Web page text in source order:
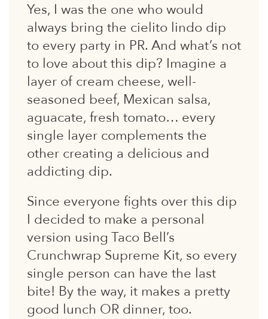
Yes, I was the one who would
always bring the cielito lindo dip
to every party in PR. And what’s not
to love about this dip? Imagine a
layer of cream cheese, well-
seasoned beef, Mexican salsa,
aguacate, fresh tomato… every
single layer complements the
other creating a delicious and
addicting dip.
Since everyone fights over this dip
I decided to make a personal
version using Taco Bell’s
Crunchwrap Supreme Kit, so every
single person can have the last
bite! By the way, it makes a pretty
good lunch OR dinner, too.